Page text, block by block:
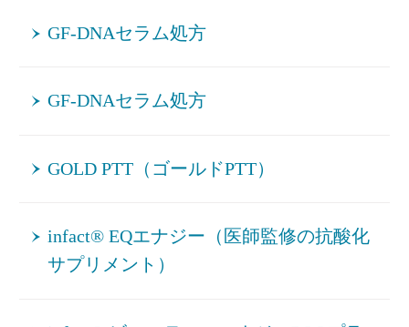
GF-DNAセラム処方
GF-DNAセラム処方
GOLD PTT（ゴールドPTT）
infact® EQエナジー（医師監修の抗酸化
サプリメント）